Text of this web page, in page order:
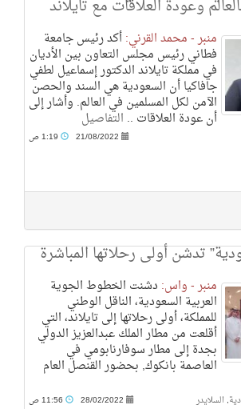
وعودة العلاقات مع تايلاند
منبر - محمد القرني:أكد رئيس جامعة
فطاني رئيس مجلس التعاون بين الأديان
في مملكة تايلاند الدكتور إسماعيل لطفي
جافاكيا أن السعودية هي السند والحصن
الآمن لكل المسلمين في العالم. وأشار إلى
أن عودة العلاقات .. التفاصيل
21/08/2022
تدشن أولى رحلاتها المباشرة
منبر - واس: دشنت الخطوط الجوية
العربية السعودية، الناقل الوطني
للمملكة، أولى رحلاتها إلى تايلاند، التي
أقلعت من مطار الملك عبدالعزيز الدولي
بجدة إلى مطار سوفارنابومي في
العاصمة بانكوك, بحضور القنصل العام
, السلايدر 28/02/2022